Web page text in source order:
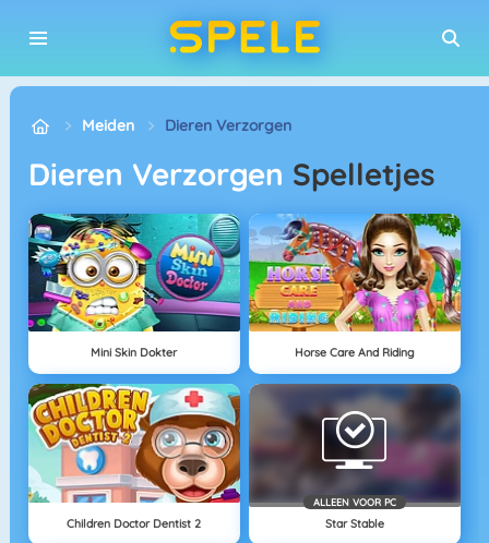
Meiden Dieren Verzorgen
Dieren Verzorgen Spelletjes
Mini Skin Dokter Horse Care And Riding
Children Doctor Dentist 2
ALLEEN VOOR PC
Star Stable